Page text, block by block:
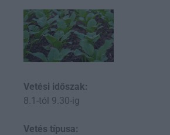
Vetési időszak:
8.1-tól 9.30-ig
Vetés típusa: